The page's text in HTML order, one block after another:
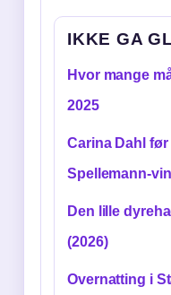
IKKE GA
Hvor mange
2025
Carina Dahl
Spellemann-
Den lille
(2026)
Overnatting i